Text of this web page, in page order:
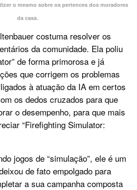
o mesmo sobre os pertences dos moradores
da casa.
costuma resolver os
da comunidade. Ela poliu
de forma primorosa e já
que corrigem os problemas
à atuação da IA em certos
os dedos cruzados para que
o desempenho, para que mais
“Firefighting Simulator:
jogos de “simulação”, ele é um
de fato empolgado para
a sua campanha composta